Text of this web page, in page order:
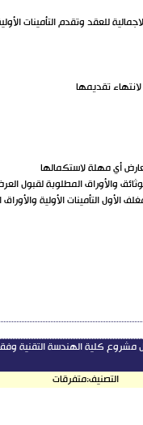
ل0س0ج فقط ثلاثمائة ألف ليرة سورية جديدة لاغير والتأمينات النهائية
والأوراق المطلوبة لقبول
القانون رقم 51 لعام 2004 ضمن ثلاثة مغلفات يحتوي المغلف
٨٠٠ ك . ف مع لوحة التزامن عدد 2 لزوم أعمال مشروع كلية الهندسة
التصنيف:متفرقات